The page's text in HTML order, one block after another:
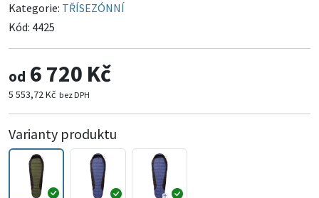
Kategorie: TŘÍSEZÓNNÍ
Kód: 4425
od 6 720 Kč
5 553,72 Kč bez DPH
Varianty produktu